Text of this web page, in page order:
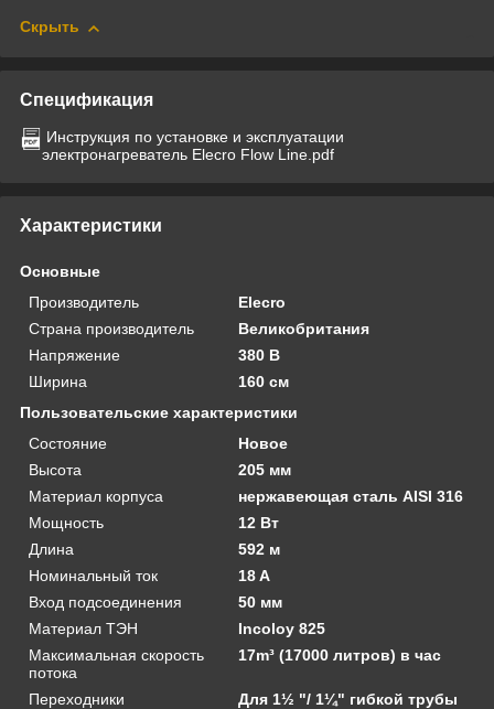
Скрыть
Спецификация
Инструкция по установке и эксплуатации
электронагреватель Elecro Flow Line.pdf
Характеристики
Основные
Производитель
Elecro
Страна производитель
Великобритания
Напряжение
380 В
Ширина
160 см
Пользовательские характеристики
Состояние
Новое
Высота
205 мм
Материал корпуса
нержавеющая сталь AISI 316
Мощность
12 Вт
Длина
592 м
Номинальный ток
18 A
Вход подсоединения
50 мм
Материал ТЭН
Incoloy 825
Максимальная скорость
потока
17m³ (17000 литров) в час
Переходники
Для 1½ "/ 1¼" гибкой трубы